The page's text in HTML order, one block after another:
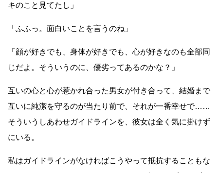
キのこと見てたし」
「ふふっ。面白いことを言うのね」
「顔が好きでも、身体が好きでも、心が好きなのも全部同
じだよ。そういうのに、優劣ってあるのかな？」
互いの心と心が惹かれ合った男女が付き合って、結婚まで
互いに純潔を守るのが当たり前で、それが一番幸せで……
そういうしあわせガイドラインを、彼女は全く気に掛けず
にいる。
私はガイドラインがなければこうやって抵抗することもな